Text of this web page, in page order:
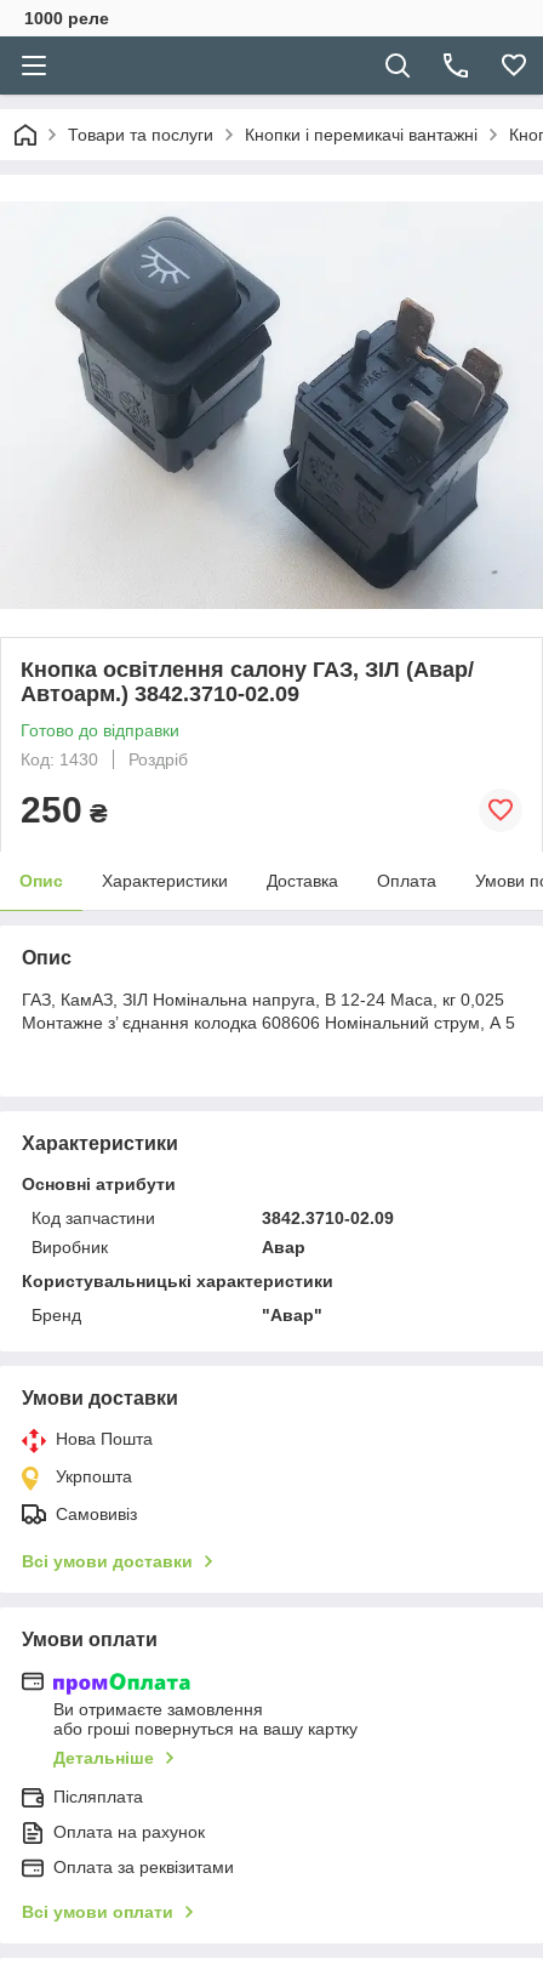
1000 реле
Товари та послуги Кнопки і перемикачі вантажні
Кнопка освітлення салону ГАЗ, ЗІЛ (Авaр/
Автoapм.) 3842.3710-02.09
Готово до відправки
Код: 1430
Роздріб
250 ₴
Опис Характеристики Доставка Оплата Умови
Опис
ГАЗ, КамАЗ, ЗІЛ Номінальна напруга, В 12-24 Маса, кг 0,025
Монтажне з’ єднання колодка 608606 Номінальний струм, А 5
Характеристики
Основні атрибути
Код запчастини
3842.3710-02.09
Виробник
Авар
Користувальницькі характеристики
Бренд
"Авaр"
Умови доставки
Нова Пошта
Укрпошта
Самовивіз
Всі умови доставки
Умови оплати
Ви отримаєте замовлення
або гроші повернуться на вашу картку
Детальніше
Післяплата
Оплата на рахунок
Оплата за реквізитами
Всі умови оплати